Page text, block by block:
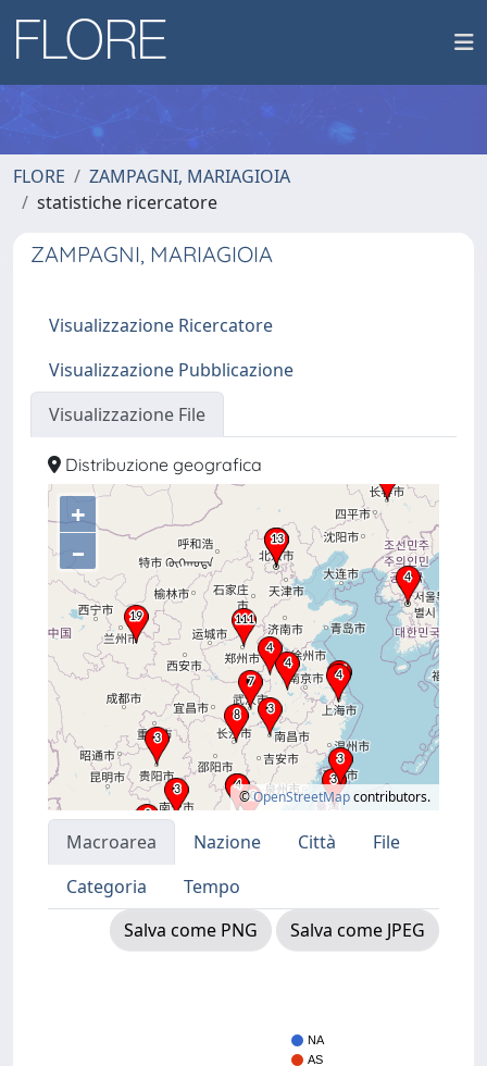
FLORE
ZAMPAGNI, MARIAGIOIA
statistiche ricercatore
ZAMPAGNI, MARIAGIOIA
Visualizzazione Ricercatore
Visualizzazione Pubblicazione
Visualizzazione File
Distribuzione geografica
+
–
©OpenStreetMapcontributors.
Macroarea Nazione Città
File
Categoria
Tempo
Salva come PNG
Salva come JPEG
NA
AS